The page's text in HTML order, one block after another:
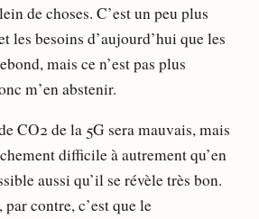
de choses. C’est un peu plus
les besoins d’aujourd’hui que les
mais ce n’est pas plus
m’en abstenir.
CO2 de la 5G sera mauvais, mais
difficile à autrement qu’en
aussi qu’il se révèle très bon.
contre, c’est que le